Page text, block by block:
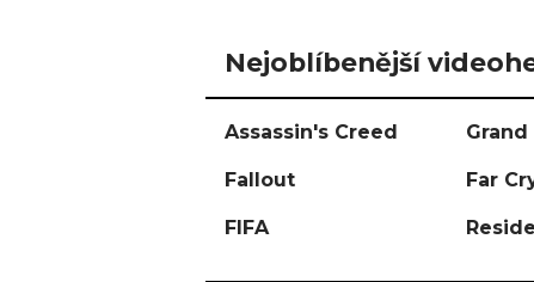
Nejoblíbenější
Assassin's Creed
Fallout Far
FIFA